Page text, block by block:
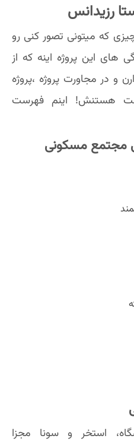
رزیدانس
که میتونی تصور کنی رو
های این پروژه اینه که از
و در مجاورت پروژه ،پروژه
هستنش! اینم فهرست
مجتمع مسکونی
استخر و سونا مجزا